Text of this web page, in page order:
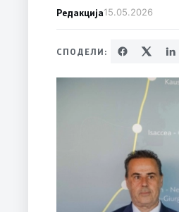
Редакција15.05.2026
СПОДЕЛИ: